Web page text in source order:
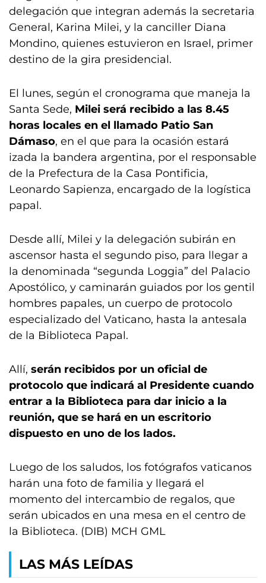
delegación que integran además la secretaria
General, Karina Milei, y la canciller Diana
Mondino, quienes estuvieron en Israel, primer
destino de la gira presidencial.
El lunes, según el cronograma que maneja la
Santa Sede, Milei será recibido a las 8.45
horas locales en el llamado Patio San
Dámaso, en el que para la ocasión estará
izada la bandera argentina, por el responsable
de la Prefectura de la Casa Pontificia,
Leonardo Sapienza, encargado de la logística
papal.
Desde allí, Milei y la delegación subirán en
ascensor hasta el segundo piso, para llegar a
la denominada “segunda Loggia” del Palacio
Apostólico, y caminarán guiados por los gentil
hombres papales, un cuerpo de protocolo
especializado del Vaticano, hasta la antesala
de la Biblioteca Papal.
Allí, serán recibidos por un oficial de
protocolo que indicará al Presidente cuando
entrar a la Biblioteca para dar inicio a la
reunión, que se hará en un escritorio
dispuesto en uno de los lados.
Luego de los saludos, los fotógrafos vaticanos
harán una foto de familia y llegará el
momento del intercambio de regalos, que
serán ubicados en una mesa en el centro de
la Biblioteca. (DIB) MCH GML
LAS MÁS LEÍDAS